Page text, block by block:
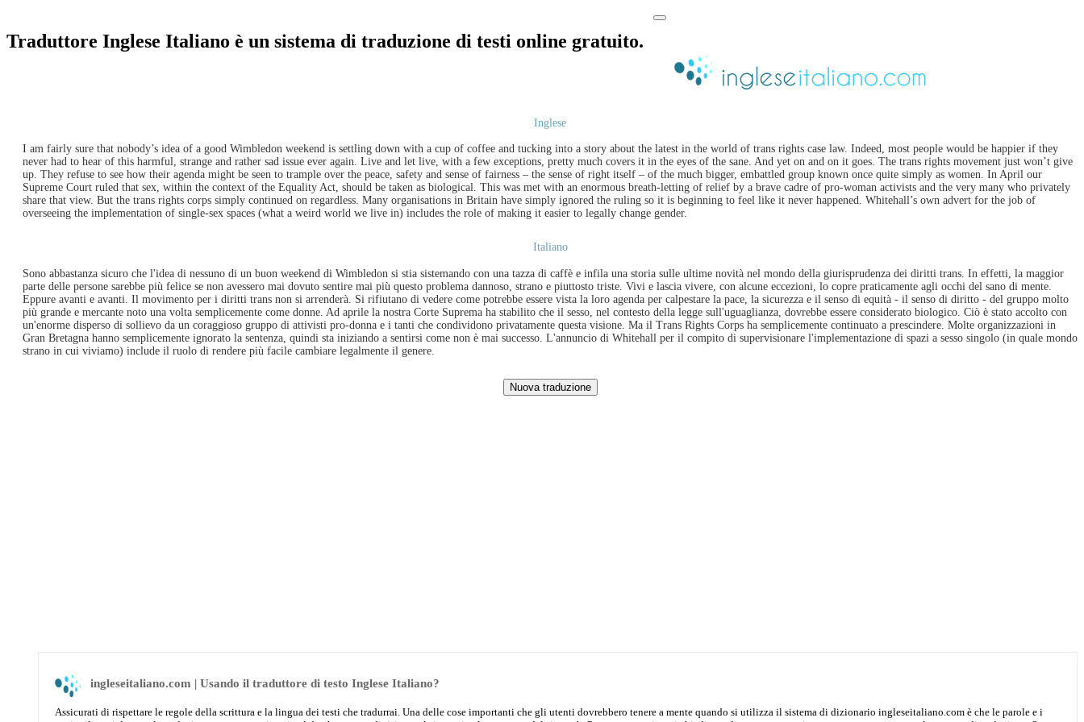
Traduttore Inglese Italiano è un sistema di traduzione di testi online gratuito.
Inglese
I am fairly sure that nobody’s idea of a good Wimbledon weekend is settling down with a cup of coffee and tucking into a story about the latest in the world of trans rights case law. Indeed, most people would be happier if they
never had to hear of this harmful, strange and rather sad issue ever again. Live and let live, with a few exceptions, pretty much covers it in the eyes of the sane. And yet on and on it goes. The trans rights movement just won’t give
up. They refuse to see how their agenda might be seen to trample over the peace, safety and sense of fairness – the sense of right itself – of the much bigger, embattled group known once quite simply as women. In April our
Supreme Court ruled that sex, within the context of the Equality Act, should be taken as biological. This was met with an enormous breath-letting of relief by a brave cadre of pro-woman activists and the very many who privately
share that view. But the trans rights corps simply continued on regardless. Many organisations in Britain have simply ignored the ruling so it is beginning to feel like it never happened. Whitehall’s own advert for the job of
overseeing the implementation of single-sex spaces (what a weird world we live in) includes the role of making it easier to legally change gender.
Italiano
Sono abbastanza sicuro che l'idea di nessuno di un buon weekend di Wimbledon si stia sistemando con una tazza di caffè e infila una storia sulle ultime novità nel mondo della giurisprudenza dei diritti trans. In effetti, la maggior
parte delle persone sarebbe più felice se non avessero mai dovuto sentire mai più questo problema dannoso, strano e piuttosto triste. Vivi e lascia vivere, con alcune eccezioni, lo copre praticamente agli occhi del sano di mente.
Eppure avanti e avanti. Il movimento per i diritti trans non si arrenderà. Si rifiutano di vedere come potrebbe essere vista la loro agenda per calpestare la pace, la sicurezza e il senso di equità - il senso di diritto - del gruppo molto
più grande e mercante noto una volta semplicemente come donne. Ad aprile la nostra Corte Suprema ha stabilito che il sesso, nel contesto della legge sull'uguaglianza, dovrebbe essere considerato biologico. Ciò è stato accolto con
un'enorme disperso di sollievo da un coraggioso gruppo di attivisti pro-donna e i tanti che condividono privatamente questa visione. Ma il Trans Rights Corps ha semplicemente continuato a prescindere. Molte organizzazioni in
Gran Bretagna hanno semplicemente ignorato la sentenza, quindi sta iniziando a sentirsi come non è mai successo. L'annuncio di Whitehall per il compito di supervisionare l'implementazione di spazi a sesso singolo (in quale mondo
strano in cui viviamo) include il ruolo di rendere più facile cambiare legalmente il genere.
ingleseitaliano.com | Usando il traduttore di testo Inglese Italiano?
Assicurati di rispettare le regole della scrittura e la lingua dei testi che tradurrai. Una delle cose importanti che gli utenti dovrebbero tenere a mente quando si utilizza il sistema di dizionario ingleseitaliano.com è che le parole e i